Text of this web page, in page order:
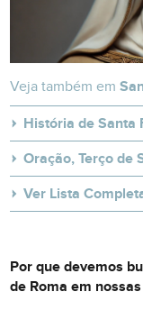
Veja também em
História de Santa
Oração, Terço de
Ver Lista
Por que devemos
de Roma em